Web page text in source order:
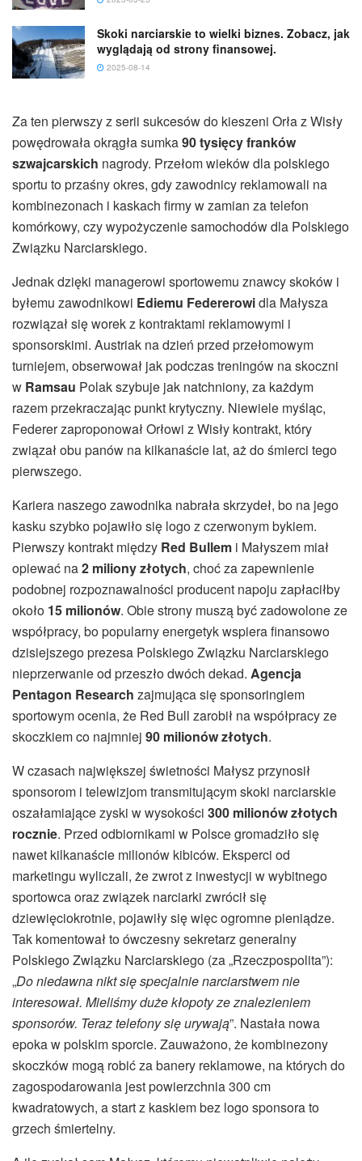
Skoki narciarskie to wielki biznes. Zobacz, jak
wyglądają od strony finansowej.
2025-08-14
Za ten pierwszy z serii sukcesów do kieszeni Orła z Wisły
powędrowała okrągła sumka90 tysięcy franków
szwajcarskich nagrody. Przełom wieków dla polskiego
sportu to przaśny okres, gdy zawodnicy reklamowali na
kombinezonach i kaskach firmy w zamian za telefon
komórkowy, czy wypożyczenie samochodów dla Polskiego
Związku Narciarskiego.
Jednak dzięki managerowi sportowemu znawcy skoków i
byłemu zawodnikowi Ediemu Federerowidla Małysza
rozwiązał się worek z kontraktami reklamowymi i
sponsorskimi. Austriak na dzień przed przełomowym
turniejem, obserwował jak podczas treningów na skoczni
w Ramsau Polak szybuje jak natchniony, za każdym
razem przekraczając punkt krytyczny. Niewiele myśląc,
Federer zaproponował Orłowi z Wisły kontrakt, który
związał obu panów na kilkanaście lat, aż do śmierci tego
pierwszego.
Kariera naszego zawodnika nabrała skrzydeł, bo na jego
kasku szybko pojawiło się logo z czerwonym bykiem.
Pierwszy kontrakt między Red Bullem i Małyszem miał
opiewać na2 miliony złotych, choć za zapewnienie
podobnej rozpoznawalności producent napoju zapłaciłby
około 15 milionów. Obie strony muszą być zadowolone ze
współpracy, bo popularny energetyk wspiera finansowo
dzisiejszego prezesa Polskiego Związku Narciarskiego
nieprzerwanie od przeszło dwóch dekad. Agencja
Pentagon Research zajmująca się sponsoringiem
sportowym ocenia, że Red Bull zarobił na współpracy ze
skoczkiem co najmniej 90 milionów złotych.
W czasach największej świetności Małysz przynosił
sponsorom i telewizjom transmitującym skoki narciarskie
oszałamiające zyski w wysokości 300 milionów złotych
rocznie. Przed odbiornikami w Polsce gromadziło się
nawet kilkanaście milionów kibiców. Eksperci od
marketingu wyliczali, że zwrot z inwestycji w wybitnego
sportowca oraz związek narciarki zwrócił się
dziewięciokrotnie, pojawiły się więc ogromne pieniądze.
Tak komentował to ówczesny sekretarz generalny
Polskiego Związku Narciarskiego (za „Rzeczpospolita”):
„Do niedawna nikt się specjalnie narciarstwem nie
interesował. Mieliśmy duże kłopoty ze znalezieniem
sponsorów. Teraz telefony się urywają”. Nastała nowa
epoka w polskim sporcie. Zauważono, że kombinezony
skoczków mogą robić za banery reklamowe, na których do
zagospodarowania jest powierzchnia 300 cm
kwadratowych, a start z kaskiem bez logo sponsora to
grzech śmiertelny.